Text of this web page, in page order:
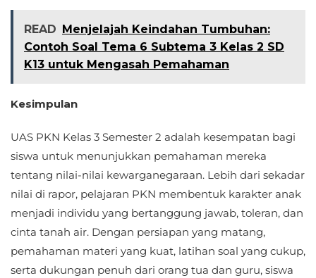
READ
Menjelajah Keindahan Tumbuhan:
Contoh Soal Tema 6 Subtema 3 Kelas 2 SD
K13 untuk Mengasah Pemahaman
Kesimpulan
UAS PKN Kelas 3 Semester 2 adalah kesempatan bagi
siswa untuk menunjukkan pemahaman mereka
tentang nilai-nilai kewarganegaraan. Lebih dari sekadar
nilai di rapor, pelajaran PKN membentuk karakter anak
menjadi individu yang bertanggung jawab, toleran, dan
cinta tanah air. Dengan persiapan yang matang,
pemahaman materi yang kuat, latihan soal yang cukup,
serta dukungan penuh dari orang tua dan guru, siswa